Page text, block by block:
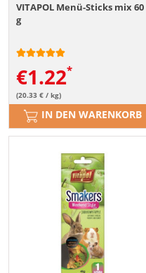
VITAPOL Menü-Sticks mix 60
g
€1.22
(20.33 € / kg)
IN DEN WARENKORB